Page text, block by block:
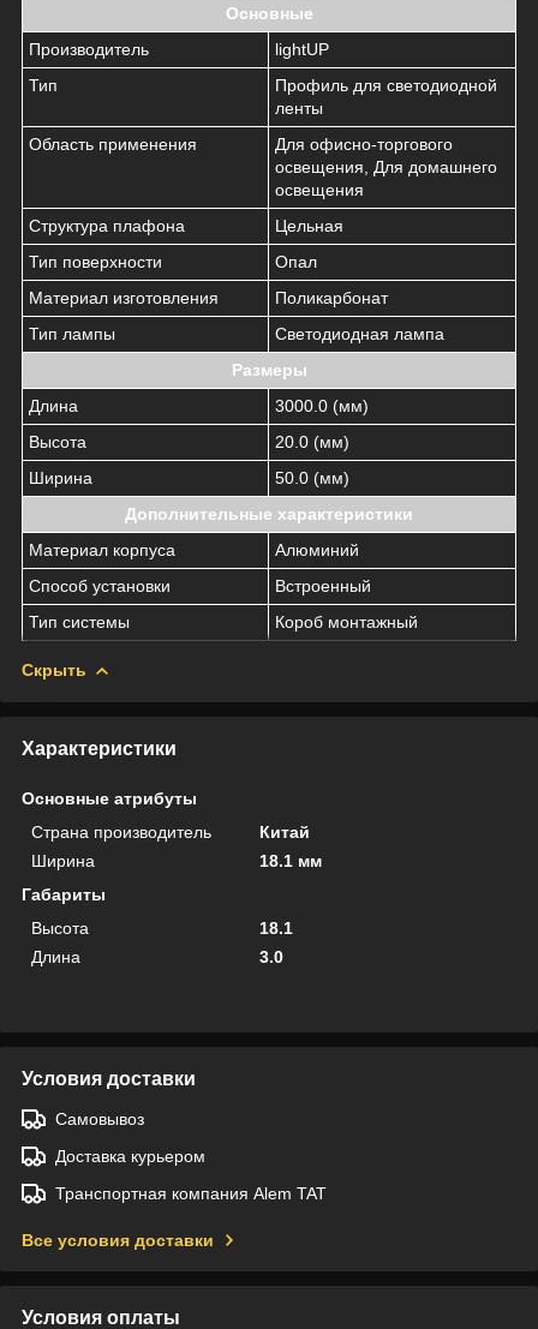
Основные
Производитель
lightUP
Тип
Профиль для светодиодной
ленты
Область применения
Для офисно-торгового
освещения, Для домашнего
освещения
Структура плафона
Цельная
Тип поверхности
Опал
Материал изготовления
Поликарбонат
Тип лампы
Светодиодная лампа
Размеры
Длина
3000.0 (мм)
Высота
20.0 (мм)
Ширина
50.0 (мм)
Дополнительные характеристики
Материал корпуса
Алюминий
Способ установки
Встроенный
Тип системы
Короб монтажный
Скрыть
Характеристики
Основные атрибуты
Страна производитель
Китай
Ширина
18.1 мм
Габариты
Высота
18.1
Длина
3.0
Условия доставки
Самовывоз
Доставка курьером
Транспортная компания Alem TAT
Все условия доставки
Условия оплаты